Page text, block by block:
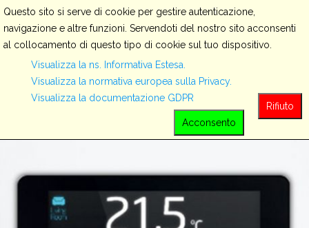
Servizi
View all
Questo sito si serve di cookie per gestire autenticazione,
navigazione e altre funzioni. Servendoti del nostro sito acconsenti
al collocamento di questo tipo di cookie sul tuo dispositivo.
Visualizza la ns. Informativa Estesa.
Visualizza la normativa europea sulla Privacy.
Visualizza la documentazione GDPR
Rifiuto
Acconsento